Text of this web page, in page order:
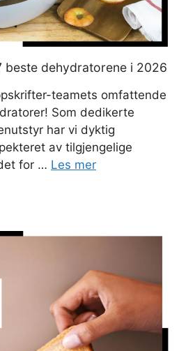
beste dehydratorene i 2026
teamets omfattende
Som dedikerte
har vi dyktig
av tilgjengelige
for … Les mer